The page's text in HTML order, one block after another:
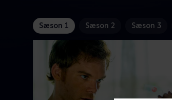
Sæson 1 Sæson 2 Sæson 3